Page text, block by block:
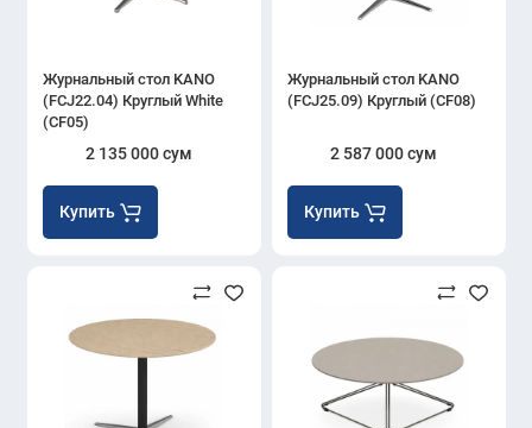
Журнальный стол KANO
(FCJ22.04) Круглый White
(CF05)
2 135 000 сум
Купить
Журнальный стол KANO
(FCJ25.09) Круглый (CF08)
2 587 000 сум
Купить